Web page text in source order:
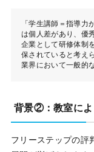
「学生講師＝指導力
は個人差があり、優
企業として研修体制
保されていると考え
業界において一般的
背景②：教室によ
フリーステップの評